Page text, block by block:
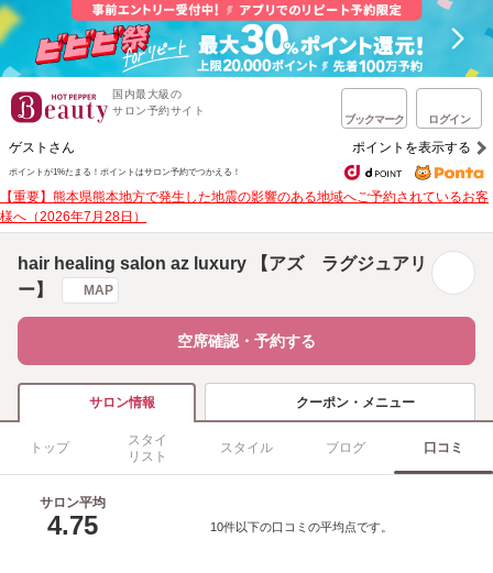
国内最大級の
サロン予約サイト
ブックマーク ログイン
ゲストさん ポイントを表示する
ポイントが1%たまる！ ポイントはサロン予約でつかえる！
【重要】熊本県熊本地方で発生した地震の影響のある地域へご予約されているお客
様へ（2026年7月28日）
hair healing salon az luxury 【アズ ラグジュアリ
ー】
MAP
空席確認・予約する
サロン情報 クーポン・メニュー
トップ
スタイ
リスト
スタイル ブログ 口コミ
サロン平均
4.75 10件以下の口コミの平均点です。